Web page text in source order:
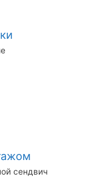
сендвич